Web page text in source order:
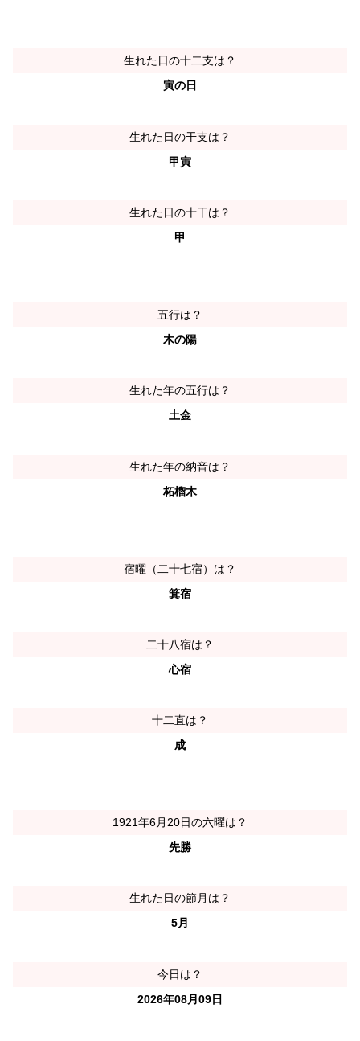
生れた日の十二支は？
寅の日
生れた日の干支は？
甲寅
生れた日の十干は？
甲
五行は？
木の陽
生れた年の五行は？
土金
生れた年の納音は？
柘榴木
宿曜（二十七宿）は？
箕宿
二十八宿は？
心宿
十二直は？
成
1921年6月20日の六曜は？
先勝
生れた日の節月は？
5月
今日は？
2026年08月09日